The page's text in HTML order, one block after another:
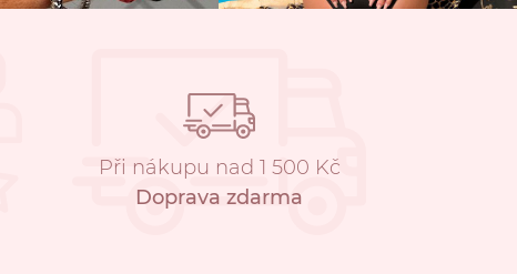
Při nákupu nad 1 500 Kč
Doprava zdarma